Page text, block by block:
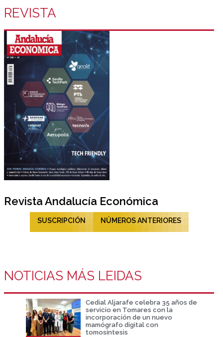
REVISTA
Revista Andalucía Económica
SUSCRIPCIÓN NÚMEROS ANTERIORES
NOTICIAS MÁS LEIDAS
Cedial Aljarafe celebra 35 años de
servicio en Tomares con la
incorporación de un nuevo
mamógrafo digital con
tomosíntesis